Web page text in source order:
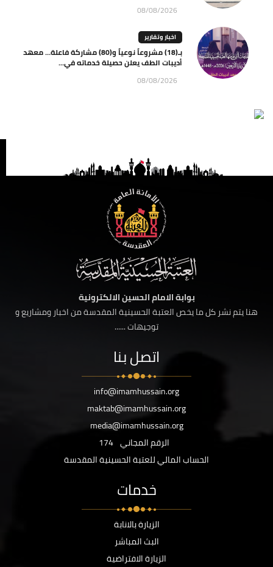
08/08/2026
اخبار وتقارير
بـ(18) مشروعاً نوعياً و(80) مشاركة فاعلة… معهد
أديبات الطف يعلن حصيلة خدماته في...
08/08/2026
بوابة الامام الحسين الالكترونية
هنا يتم نشر كل ما يخص العتبة الحسينية المقدسة من اخبار ومشاريع و
توجيهات ......
اتصل بنا
info@imamhussain.org
maktab@imamhussain.org
media@imamhussain.org
الرقم المجاني 174
الحساب المالي للعتبة الحسينية المقدسة
خدمات
الزيارة بالانابة
البث المباشر
الزيارة الافتراضية